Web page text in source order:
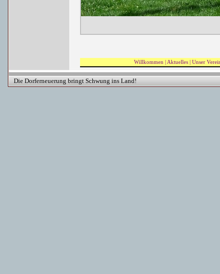
Willkommen | Aktuelles| Unser
Die Dorferneuerung bringt Schwung ins Land!